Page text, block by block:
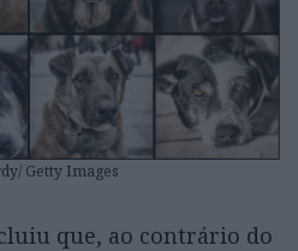
Getty Images
que, ao contrário do